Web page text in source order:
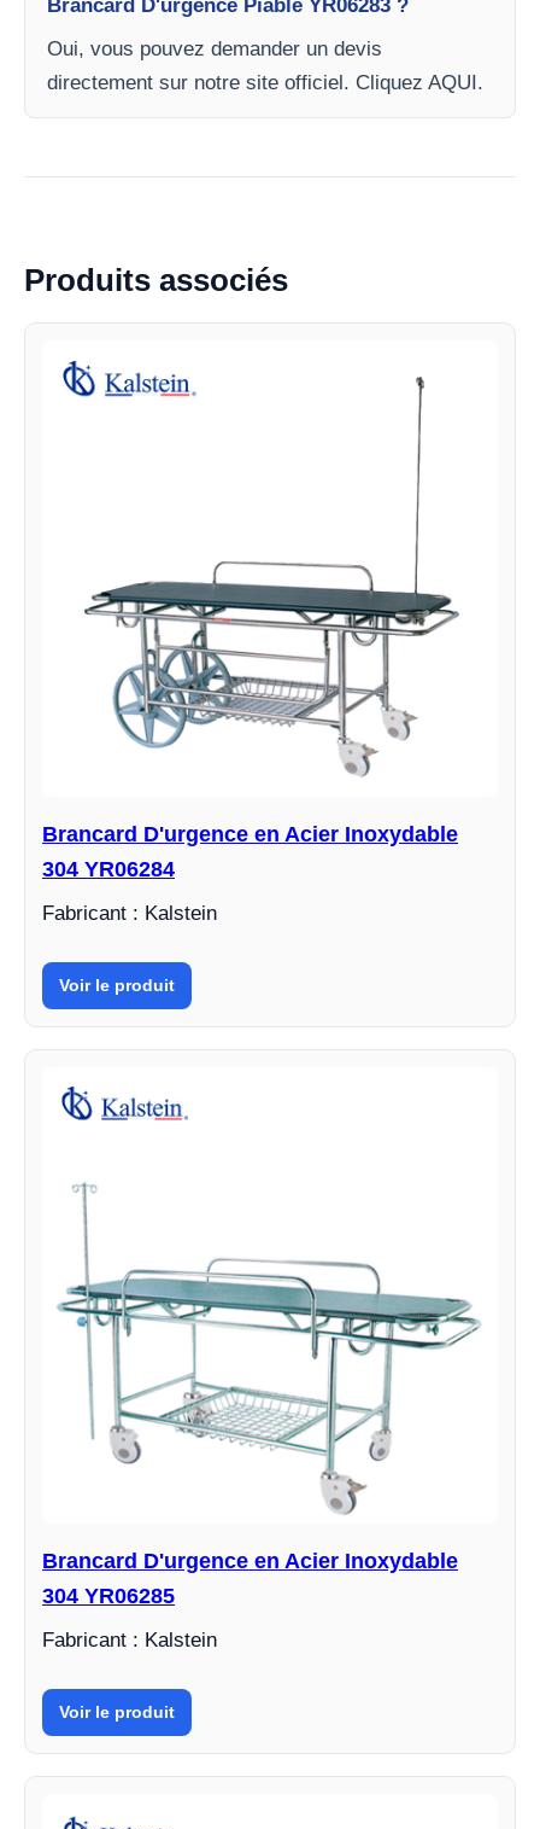
Brancard D'urgence Piable YR06283 ?
Oui, vous pouvez demander un devis
directement sur notre site officiel. Cliquez AQUI.
Produits associés
Brancard D'urgence en Acier Inoxydable
304 YR06284
Fabricant : Kalstein
Voir le produit
Brancard D'urgence en Acier Inoxydable
304 YR06285
Fabricant : Kalstein
Voir le produit